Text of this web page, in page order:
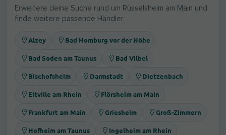
Erweitere deine Suche rund um Rüsselsheim am Main und
finde weitere passende Händler.
Alzey Bad Homburg vor der Höhe
Bad Soden am Taunus Bad Vilbel
Bischofsheim Darmstadt Dietzenbach
Eltville am Rhein Flörsheim am Main
Frankfurt am Main Griesheim Groß-Zimmern
Hofheim am Taunus Ingelheim am Rhein